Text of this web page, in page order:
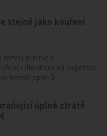
stejně jako kouření
rozvoj plicních
i dlouhodobá expozice
formě sprejů.…
úplné ztrátě